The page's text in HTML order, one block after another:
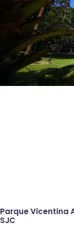
Parque Vicentina
SJC